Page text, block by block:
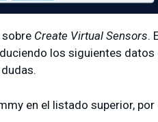
Create Virtual Sensors.
los siguientes
en el listado superior,